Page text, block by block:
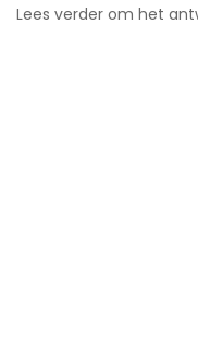
Lees verder om het